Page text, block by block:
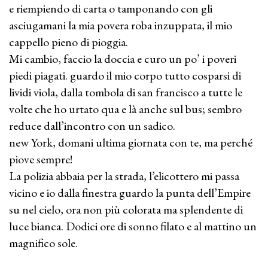
e riempiendo di carta o tamponando con gli
asciugamani la mia povera roba inzuppata, il mio
cappello pieno di pioggia.
Mi cambio, faccio la doccia e curo un po’ i poveri
piedi piagati. guardo il mio corpo tutto cosparsi di
lividi viola, dalla tombola di san francisco a tutte le
volte che ho urtato qua e là anche sul bus; sembro
reduce dall’incontro con un sadico.
new York, domani ultima giornata con te, ma perché
piove sempre!
La polizia abbaia per la strada, l’elicottero mi passa
vicino e io dalla finestra guardo la punta dell’Empire
su nel cielo, ora non più colorata ma splendente di
luce bianca. Dodici ore di sonno filato e al mattino un
magnifico sole.